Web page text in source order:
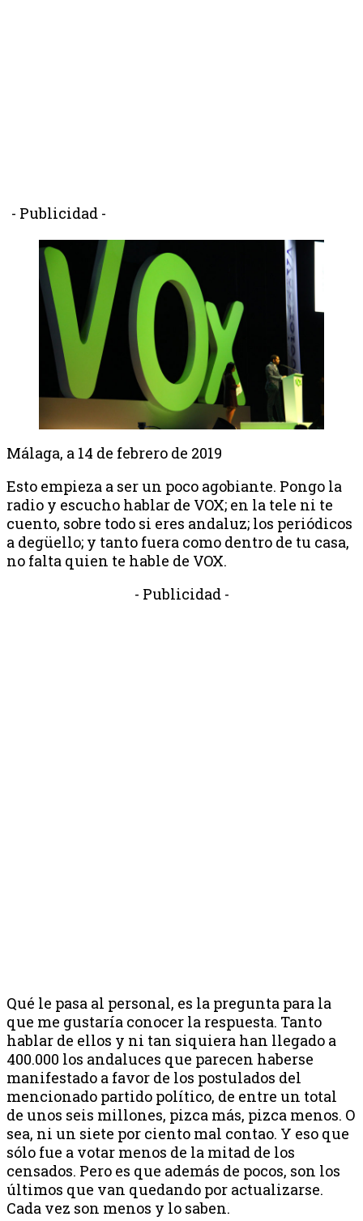
- Publicidad -
Málaga, a 14 de febrero de 2019
Esto empieza a ser un poco agobiante. Pongo la
radio y escucho hablar de VOX; en la tele ni te
cuento, sobre todo si eres andaluz; los periódicos
a degüello; y tanto fuera como dentro de tu casa,
no falta quien te hable de VOX.
- Publicidad -
Qué le pasa al personal, es la pregunta para la
que me gustaría conocer la respuesta. Tanto
hablar de ellos y ni tan siquiera han llegado a
400.000 los andaluces que parecen haberse
manifestado a favor de los postulados del
mencionado partido político, de entre un total
de unos seis millones, pizca más, pizca menos. O
sea, ni un siete por ciento mal contao. Y eso que
sólo fue a votar menos de la mitad de los
censados. Pero es que además de pocos, son los
últimos que van quedando por actualizarse.
Cada vez son menos y lo saben.